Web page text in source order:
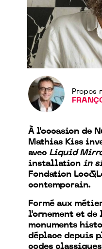
À l'occasion de
Mathias Kiss
avec Liquid
installation in
Fondation
contemporain.
Formé aux
l'ornement et de
monuments
déplace depuis
codes